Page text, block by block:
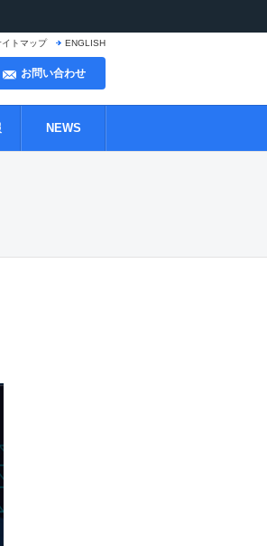
ENGLISH
イトマップ
お問い合わせ
NEWS